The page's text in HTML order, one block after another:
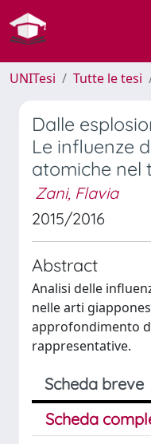
UNITesi Tutte le tesi
Dalle
Le influenze
atomiche nel
Zani, Flavia
2015/2016
Abstract
Analisi delle
nelle arti
approfondimento
rappresentative.
Scheda breve
Scheda